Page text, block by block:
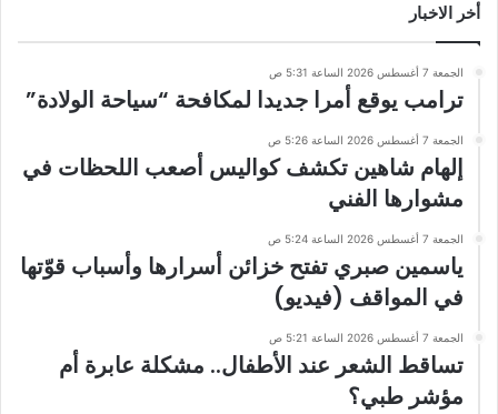
أخر الاخبار
الجمعة 7 أغسطس 2026 الساعة 5:31 ص
ترامب يوقع أمرا جديدا لمكافحة “سياحة الولادة”
الجمعة 7 أغسطس 2026 الساعة 5:26 ص
إلهام شاهين تكشف كواليس أصعب اللحظات في
مشوارها الفني
الجمعة 7 أغسطس 2026 الساعة 5:24 ص
ياسمين صبري تفتح خزائن أسرارها وأسباب قوّتها
في المواقف (فيديو)
الجمعة 7 أغسطس 2026 الساعة 5:21 ص
تساقط الشعر عند الأطفال.. مشكلة عابرة أم
مؤشر طبي؟